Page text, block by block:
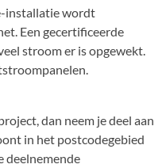
installatie wordt
Een gecertificeerde
stroom er is opgewekt.
dan neem je deel aan
in het postcodegebied
deelnemende